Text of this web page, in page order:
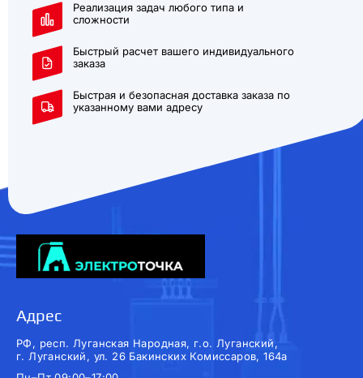
Реализация задач любого типа и
сложности
Быстрый расчет вашего индивидуального
заказа
Быстрая и безопасная доставка заказа по
указанному вами адресу
Адрес
РФ, респ. Луганская Народная, г.о. Луганский,
г. Луганский, ул. 26 Бакинских Комиссаров, 164а